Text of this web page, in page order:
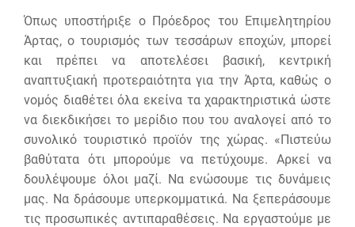
Όπως υποστήριξε ο Πρόεδρος του Επιμελητηρίου
Άρτας, ο τουρισμός των τεσσάρων εποχών, μπορεί
και πρέπει να αποτελέσει βασική, κεντρική
αναπτυξιακή προτεραιότητα για την Άρτα, καθώς ο
νομός διαθέτει όλα εκείνα τα χαρακτηριστικά ώστε
να διεκδικήσει το μερίδιο που του αναλογεί από το
συνολικό τουριστικό προϊόν της χώρας. «Πιστεύω
βαθύτατα ότι μπορούμε να πετύχουμε. Αρκεί να
δουλέψουμε όλοι μαζί. Να ενώσουμε τις δυνάμεις
μας. Να δράσουμε υπερκομματικά. Να ξεπεράσουμε
τις προσωπικές αντιπαραθέσεις. Να εργαστούμε με